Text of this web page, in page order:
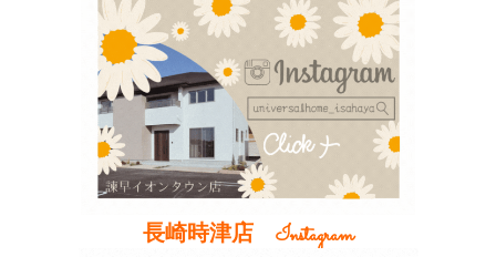
長崎時津店 Instagram